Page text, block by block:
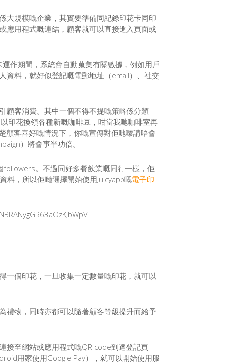
大規模嘅企業，其實要準備同紀錄印花卡同印
應用程式嘅連結，顧客就可以直接進入頁面或
作期間，系統會自動蒐集有關數據，例如用戶
資料，就好似登記嘅電郵地址（email）、社交
顧客消費。其中一個不得不提嘅策略係分類
印花換領各種新嘅咖啡豆，咁當我哋咖啡室再
客喜好嘅情況下，你嘅宣傳對佢哋嚟講唔會
）將會事半功倍。
。不過同好多餐飲業嘅同行一樣，佢
料，所以佢哋選擇開始使用Juicyapp嘅電子印
一個印花，一旦收集一定數量嘅印花，就可以
禮物，同時亦都可以隨著顧客等級提升而給予
接至網站或應用程式嘅QR code到達登記頁
用家使用Google Pay），就可以開始使用服